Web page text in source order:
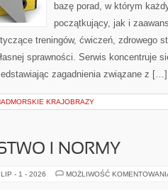
bazę porad, w którym
początkujący, jak i
treningów, ćwiczeń, zdrowego
sprawności. Serwis koncentruje
zagadnienia związane z […]
KRAJOBRAZY
I NORMY
LIP - 1 - 2026 MOŻLIWOŚĆ